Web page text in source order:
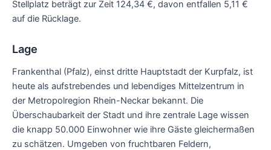
Stellplatz beträgt zur Zeit 124,34 €, davon entfallen 5,11 €
auf die Rücklage.
Lage
Frankenthal (Pfalz), einst dritte Hauptstadt der Kurpfalz, ist
heute als aufstrebendes und lebendiges Mittelzentrum in
der Metropolregion Rhein-Neckar bekannt. Die
Überschaubarkeit der Stadt und ihre zentrale Lage wissen
die knapp 50.000 Einwohner wie ihre Gäste gleichermaßen
zu schätzen. Umgeben von fruchtbaren Feldern,